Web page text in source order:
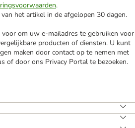
.
het artikel in de afgelopen 30 dagen.
om uw e-mailadres te gebruiken voor
producten of diensten. U kunt
maken door contact op te nemen met
of door ons Privacy Portal te bezoeken.